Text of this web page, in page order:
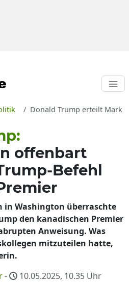
Donald Trump erteilt Mark
offenbart
Befehl
in Washington überraschte
den kanadischen Premier
Anweisung. Was
mitzuteilen hatte,
- 10.05.2025, 10.35 Uhr